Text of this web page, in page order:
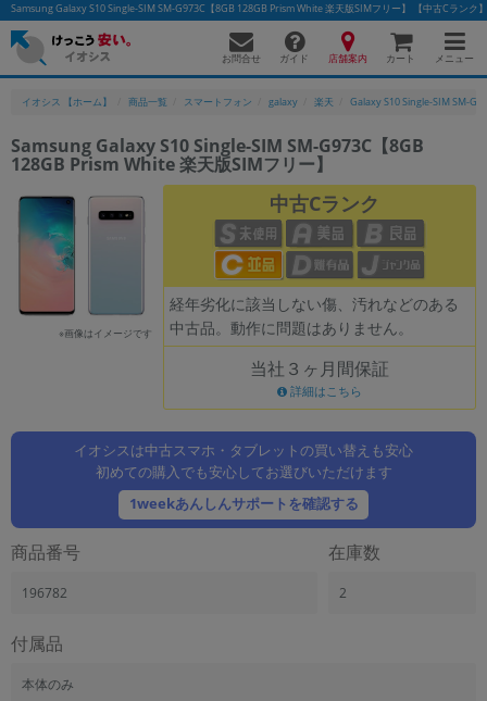
Samsung Galaxy S10 Single-SIM SM-G973C【8GB 128GB Prism White 楽天版SIMフリー】 【中古Cラン
お問合せ ガイド 店舗案内 カート メニュー
イオシス 【ホーム】 商品一覧 スマートフォン galaxy 楽天 Galaxy S10 Single-SIM SM-
Samsung Galaxy S10 Single-SIM SM-G973C【8GB
128GB Prism White 楽天版SIMフリー】
※画像はイメージです
中古Cランク
経年劣化に該当しない傷、汚れなどのある
中古品。動作に問題はありません。
当社３ヶ月間保証
詳細はこちら
イオシスは中古スマホ・タブレットの買い替えも安心
初めての購入でも安心してお選びいただけます
1weekあんしんサポートを確認する
商品番号
196782
在庫数
2
付属品
本体のみ
かんたんパソコン検索に切り替える
フリーワード
人気の検索ワード： Let's note EliteBookMacBook
「スマートフォン」「タブレット」など
シリーズ
商品シリーズ名・ブランド名の絞り込み。
「iPhone」「Xperia」「Galaxy」など
メーカー
製造、販売メーカーの絞り込み
「5G対応」「防水」「ワンセグ」など
ドライブ